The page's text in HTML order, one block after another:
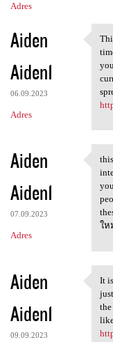
Adres
Aiden
Aiden1
06.09.2023
Adres
Aiden
Aiden1
07.09.2023
Adres
this
ให
Aiden
Aiden1
09.09.2023
It is
It